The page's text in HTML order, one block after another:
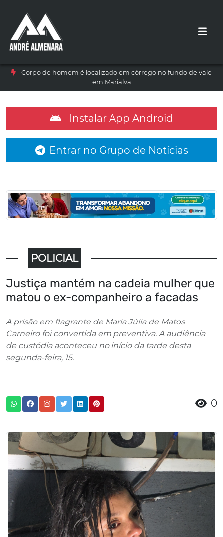
Corpo de homem é localizado em córrego no fundo de vale
em Marialva
Instalar App Android
Entrar no Grupo de Notícias
POLICIAL
Justiça mantém na cadeia mulher que
matou o ex-companheiro a facadas
A prisão em flagrante de Maria Júlia de Matos
Carneiro foi convertida em preventiva. A audiência
de custódia aconteceu no início da tarde desta
segunda-feira, 15.
0